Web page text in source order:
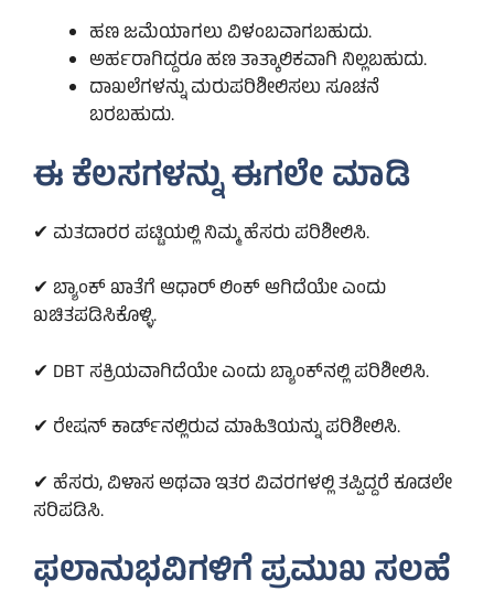
ಹಣ ಜಮೆಯಾಗಲು ವಿಳಂಬವಾಗಬಹುದು.
ಅರ್ಹರಾಗಿದ್ದರೂ ಹಣ ತಾತ್ಕಾಲಿಕವಾಗಿ ನಿಲ್ಲಬಹುದು.
ದಾಖಲೆಗಳನ್ನು ಮರುಪರಿಶೀಲಿಸಲು ಸೂಚನೆ
ಬರಬಹುದು.
ಈ ಕೆಲಸಗಳನ್ನು ಈಗಲೇ ಮಾಡಿ
✔ ಮತದಾರರ ಪಟ್ಟಿಯಲ್ಲಿ ನಿಮ್ಮ ಹೆಸರು ಪರಿಶೀಲಿಸಿ.
✔ ಬ್ಯಾಂಕ್ ಖಾತೆಗೆ ಆಧಾರ್ ಲಿಂಕ್ ಆಗಿದೆಯೇ ಎಂದು
ಖಚಿತಪಡಿಸಿಕೊಳ್ಳಿ.
✔ DBT ಸಕ್ರಿಯವಾಗಿದೆಯೇ ಎಂದು ಬ್ಯಾಂಕ್‌ನಲ್ಲಿ ಪರಿಶೀಲಿಸಿ.
✔ ರೇಷನ್ ಕಾರ್ಡ್‌ನಲ್ಲಿರುವ ಮಾಹಿತಿಯನ್ನು ಪರಿಶೀಲಿಸಿ.
✔ ಹೆಸರು, ವಿಳಾಸ ಅಥವಾ ಇತರ ವಿವರಗಳಲ್ಲಿ ತಪ್ಪಿದ್ದರೆ ಕೂಡಲೇ
ಸರಿಪಡಿಸಿ.
ಫಲಾನುಭವಿಗಳಿಗೆ ಪ್ರಮುಖ ಸಲಹೆ